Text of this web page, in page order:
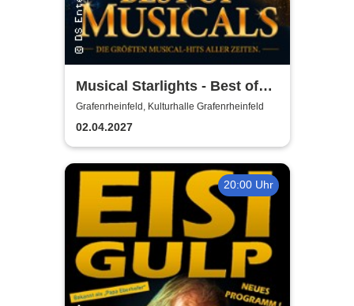
Musical Starlights - Best of
Musicals
Grafenrheinfeld, Kulturhalle Grafenrheinfeld
02.04.2027
20:00 Uhr